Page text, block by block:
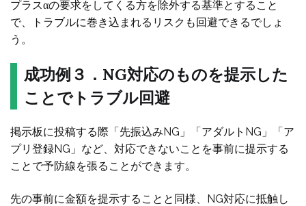
プラスαの要求をしてくる方を除外する基準とすること
で、トラブルに巻き込まれるリスクも回避できるでしょ
う。
成功例３．NG対応のものを提示した
ことでトラブル回避
掲示板に投稿する際「先振込みNG」「アダルトNG」「ア
プリ登録NG」など、対応できないことを事前に提示する
ことで予防線を張ることができます。
先の事前に金額を提示することと同様、NG対応に抵触し